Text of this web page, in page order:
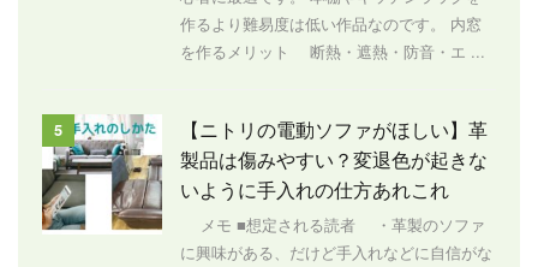
作るより難易度は低い作品なのです。 内窓
を作るメリット 断熱・遮熱・防音・エ ...
5
【ニトリの電動ソファがほしい】革
製品は傷みやすい？変退色が起きな
いように手入れの仕方あれこれ
メモ ■想定される読者 ・革製のソファ
に興味がある、だけど手入れなどに自信がな